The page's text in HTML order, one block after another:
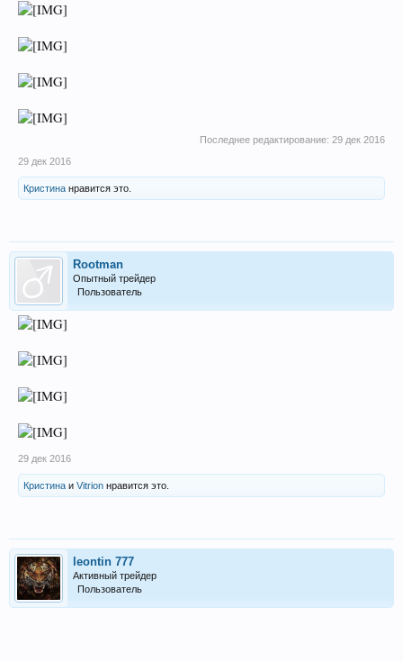
Последнее редактирование: 29 дек 2016
29 дек 2016
Кристина нравится это.
Rootman
Опытный трейдер
Пользователь
29 дек 2016
Кристина и Vitrion нравится это.
leontin 777
Активный трейдер
Пользователь